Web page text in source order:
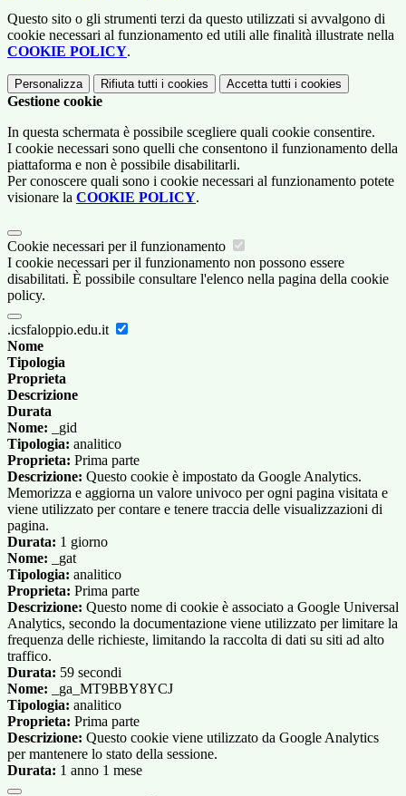
Questo sito o gli strumenti terzi da questo utilizzati si avvalgono di
cookie necessari al funzionamento ed utili alle finalità illustrate nella
COOKIE POLICY.
Personalizza Rifiuta tutti i cookies Accetta tutti i cookies
Gestione cookie
In questa schermata è possibile scegliere quali cookie consentire.
I cookie necessari sono quelli che consentono il funzionamento della
piattaforma e non è possibile disabilitarli.
Per conoscere quali sono i cookie necessari al funzionamento potete
visionare la COOKIE POLICY.
Cookie necessari per il funzionamento
I cookie necessari per il funzionamento non possono essere
disabilitati. È possibile consultare l'elenco nella pagina della cookie
policy.
.icsfaloppio.edu.it
Nome
Tipologia
Proprieta
Descrizione
Durata
Nome: _gid
Tipologia: analitico
Proprieta: Prima parte
Descrizione: Questo cookie è impostato da Google Analytics.
Memorizza e aggiorna un valore univoco per ogni pagina visitata e
viene utilizzato per contare e tenere traccia delle visualizzazioni di
pagina.
Durata: 1 giorno
Nome: _gat
Tipologia: analitico
Proprieta: Prima parte
Descrizione: Questo nome di cookie è associato a Google Universal
Analytics, secondo la documentazione viene utilizzato per limitare la
frequenza delle richieste, limitando la raccolta di dati su siti ad alto
traffico.
Durata: 59 secondi
Nome: _ga_MT9BBY8YCJ
Tipologia: analitico
Proprieta: Prima parte
Descrizione: Questo cookie viene utilizzato da Google Analytics
per mantenere lo stato della sessione.
Durata: 1 anno 1 mese